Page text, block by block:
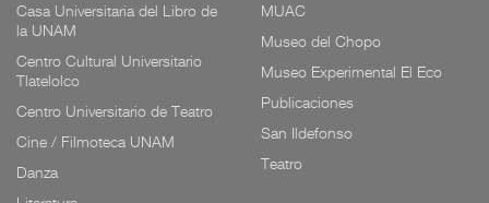
Casa Universitaria del Libro de
la UNAM
Centro Cultural Universitario
Tlatelolco
Centro Universitario de Teatro
Cine / Filmoteca UNAM
Danza
MUAC
Museo del Chopo
Museo Experimental El Eco
Publicaciones
San Ildefonso
Teatro